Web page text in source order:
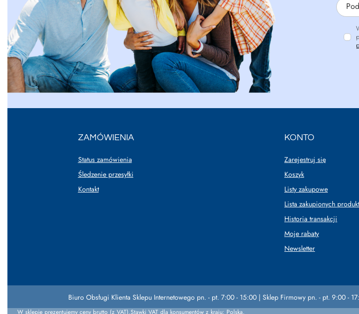
ZAMÓWIENIA
Status zamówienia
Śledzenie przesyłki
Kontakt
KONTO
Zarejestruj się
Koszyk
Listy zakupowe
Lista zakupionych
Historia transakcji
Moje rabaty
Newsletter
Biuro Obsługi Klienta Sklepu Internetowego pn. - pt. 7:00 - 15:00 | Sklep Firmowy pn. - pt. 9:00 -
W sklepie prezentujemy ceny brutto (z VAT).Stawki VAT dla konsumentów z kraju: Polska.